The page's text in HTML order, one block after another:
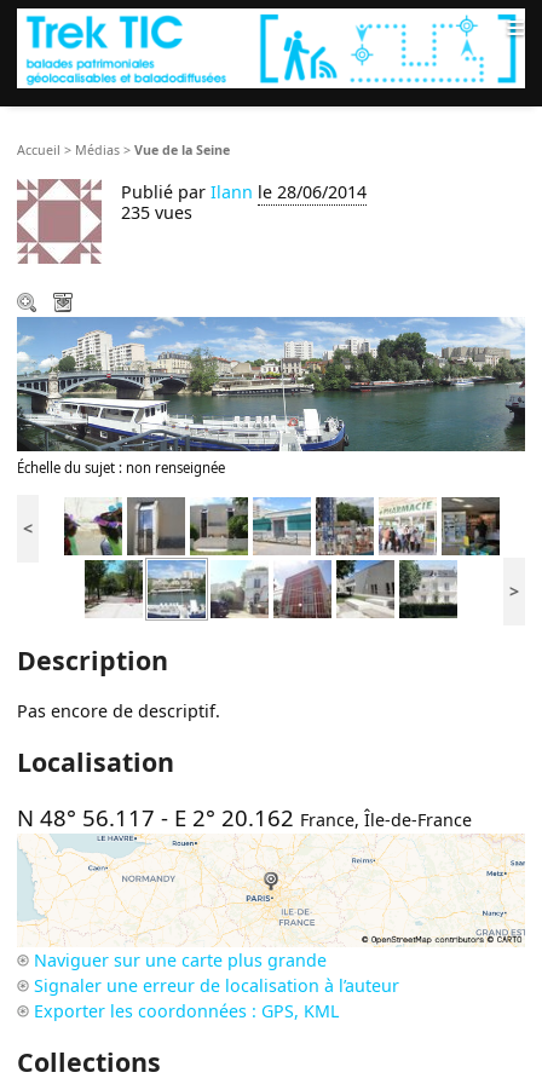
≡
Accueil > Médias >Vue de la Seine
Publié parIlann le 28/06/2014
235 vues
Échelle du sujet : non renseignée
<
>
Description
Pas encore de descriptif.
Localisation
N 48° 56.117 - E 2° 20.162 France,Île-de-France
Naviguer sur une carte plus grande
Signaler une erreur de localisation à l’auteur
Exporter les coordonnées : GPS, KML
Collections